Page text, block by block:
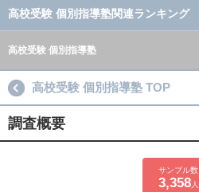
高校受験 個別指導塾関連ランキング
高校受験 個別指導塾
高校受験 個別指導塾 TOP
調査概要
サンプル数
3,358人